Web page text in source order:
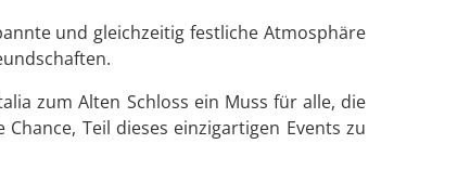
und gleichzeitig festliche Atmosphäre
zum Alten Schloss ein Muss für alle, die
Teil dieses einzigartigen Events zu